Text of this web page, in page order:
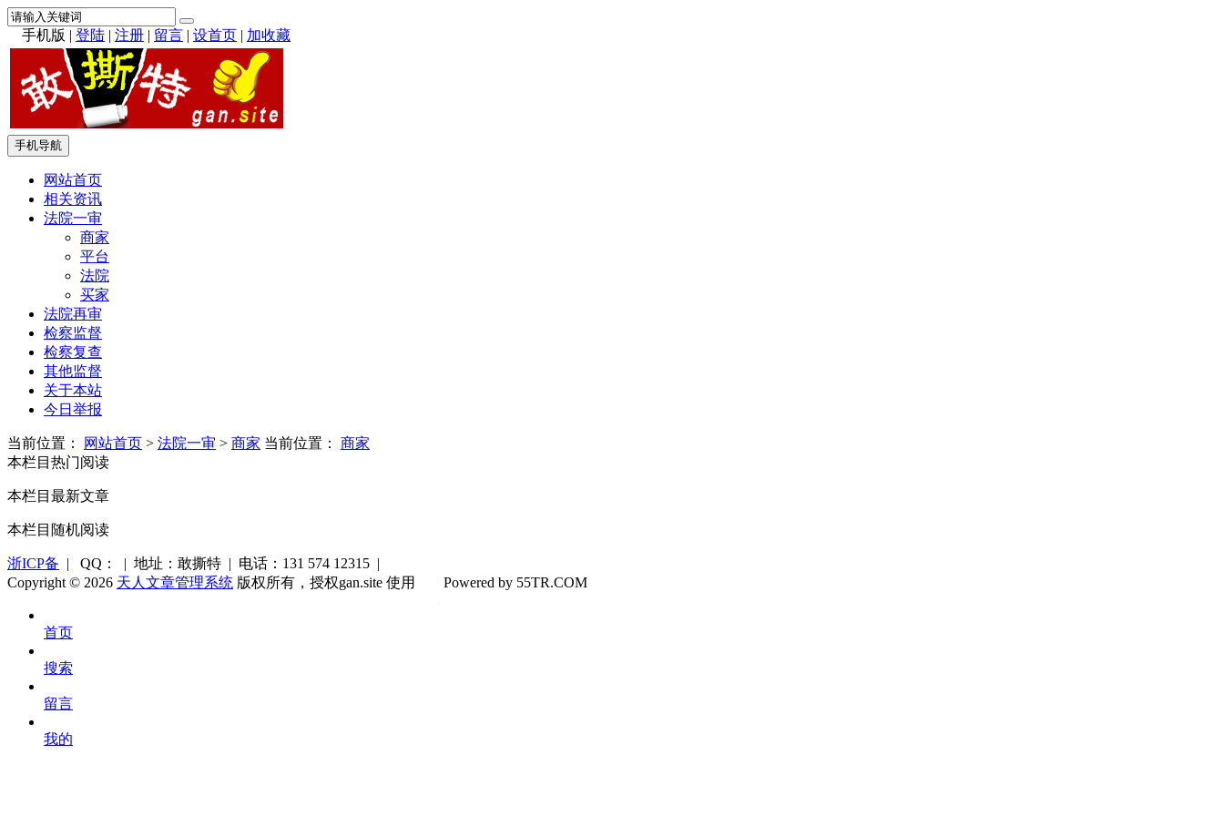
手机版 | 登陆 | 注册 | 留言 | 设首页 | 加收藏
手机导航
网站首页
相关资讯
法院一审
商家
平台
法院
买家
法院再审
检察监督
检察复查
其他监督
关于本站
今日举报
当前位置： 网站首页 > 法院一审 > 商家 当前位置： 商家
本栏目热门阅读
本栏目最新文章
本栏目随机阅读
浙ICP备 | QQ： | 地址：敢撕特 | 电话：131 574 12315 |
Copyright © 2026 天人文章管理系统 版权所有，授权gan.site 使用
Powered by 55TR.COM
首页
搜索
留言
我的